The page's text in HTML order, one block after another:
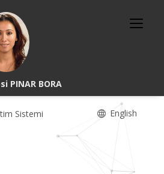
PINAR BORA
Sistemi English